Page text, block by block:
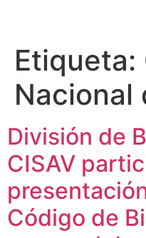
Etiqueta:
Nacional
División de
CISAV
Código de